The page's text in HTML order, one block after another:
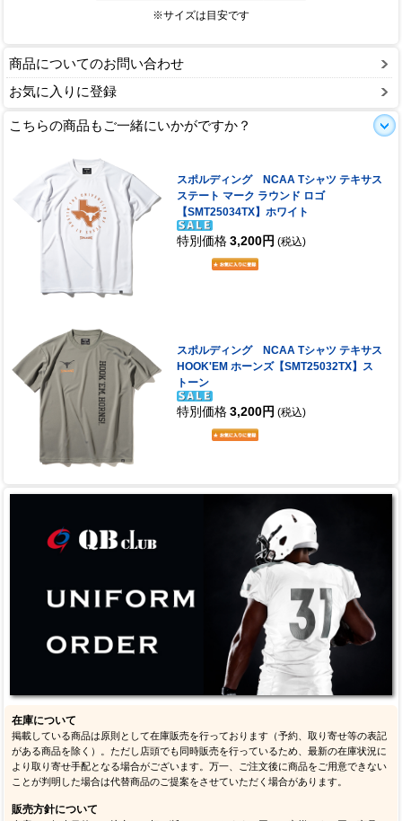
※サイズは目安です
商品についてのお問い合わせ
お気に入りに登録
こちらの商品もご一緒にいかがですか？
スポルディング NCAA Tシャツ テキサス
ステート マーク ラウンド ロゴ
【SMT25034TX】ホワイト
特別価格 3,200円 (税込)
スポルディング NCAA Tシャツ テキサス
HOOK'EM ホーンズ【SMT25032TX】ス
トーン
特別価格 3,200円 (税込)
在庫について
掲載している商品は原則として在庫販売を行っております（予約、取り寄せ等の表記
がある商品を除く）。ただし店頭でも同時販売を行っているため、最新の在庫状況に
より取り寄せ手配となる場合がございます。万一、ご注文後に商品をご用意できない
ことが判明した場合は代替商品のご提案をさせていただく場合があります。
販売方針について